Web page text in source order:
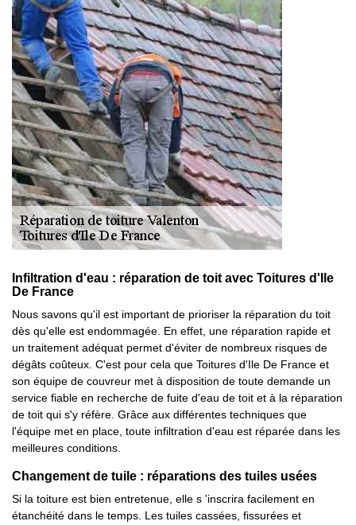
Infiltration d'eau : réparation de toit avec Toitures d'Ile
De France
Nous savons qu'il est important de prioriser la réparation du toit
dès qu'elle est endommagée. En effet, une réparation rapide et
un traitement adéquat permet d'éviter de nombreux risques de
dégâts coûteux. C'est pour cela que Toitures d'Ile De France et
son équipe de couvreur met à disposition de toute demande un
service fiable en recherche de fuite d'eau de toit et à la réparation
de toit qui s'y réfère. Grâce aux différentes techniques que
l'équipe met en place, toute infiltration d'eau est réparée dans les
meilleures conditions.
Changement de tuile : réparations des tuiles usées
Si la toiture est bien entretenue, elle s 'inscrira facilement en
étanchéité dans le temps. Les tuiles cassées, fissurées et